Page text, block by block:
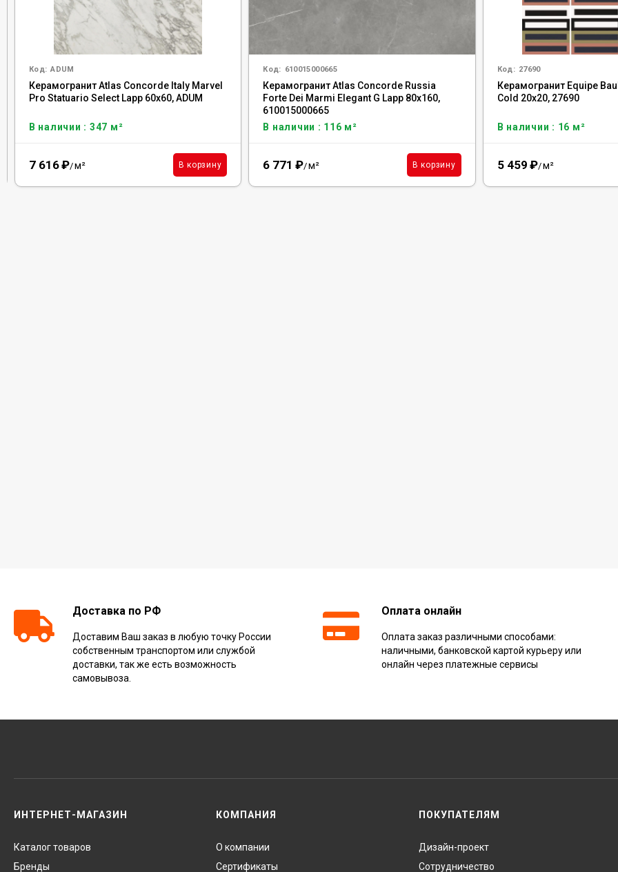
Код: ADUM
Керамогранит Atlas Concorde Italy Marvel
Pro Statuario Select Lapp 60x60, ADUM
В наличии : 347 м²
7 616₽/м² В корзину
Код: 610015000665
Керамогранит Atlas Concorde Russia
Forte Dei Marmi Elegant G Lapp 80x160,
610015000665
В наличии : 116 м²
6 771 ₽/м² В корзину
Код: 27690
Керамогранит Equipe
Cold 20x20, 27690
В наличии : 16 м²
5 459 ₽/м²
Доставка по РФ
Доставим Ваш заказ в любую точку России
собственным транспортом или службой
доставки, так же есть возможность
самовывоза.
Оплата онлайн
Оплата заказ различными способами:
наличными, банковской картой курьеру или
онлайн через платежные сервисы
ИНТЕРНЕТ-МАГАЗИН
Каталог товаров
Бренды
КОМПАНИЯ
О компании
Сертификаты
ПОКУПАТЕЛЯМ
Дизайн-проект
Сотрудничество